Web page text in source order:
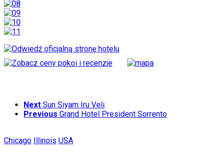
Next Sun Siyam Iru Veli
Previous Grand Hotel President Sorrento
Chicago Illinois USA